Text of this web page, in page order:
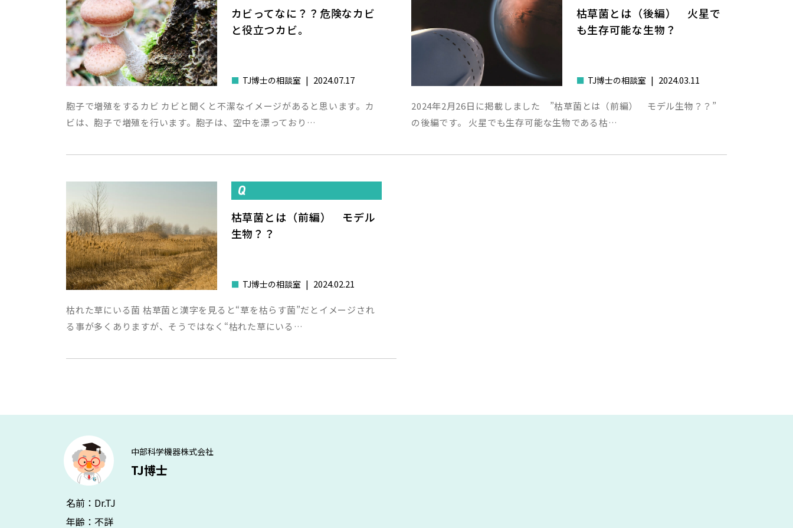
カビってなに？？危険なカビ
と役立つカビ。
■ TJ博士の相談室 | 2024.07.17
胞子で増殖をするカビ カビと聞くと不潔なイメージがあると思います。カ
ビは、胞子で増殖を行います。胞子は、空中を漂っており…
枯草菌とは（後編） 火星で
も生存可能な生物？
■ TJ博士の相談室 | 2024.03.11
2024年2月26日に掲載しました ”枯草菌とは（前編） モデル生物？？”
の後編です。 火星でも生存可能な生物である枯…
枯草菌とは（前編） モデル
生物？？
■ TJ博士の相談室 | 2024.02.21
枯れた草にいる菌 枯草菌と漢字を見ると“草を枯らす菌”だとイメージされ
る事が多くありますが、そうではなく“枯れた草にいる…
中部科学機器株式会社
TJ博士
名前：Dr.TJ
年齢：不詳